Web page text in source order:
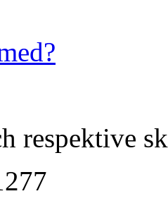
respektive